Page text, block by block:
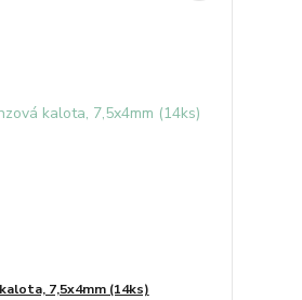
7,5x4mm (14ks)